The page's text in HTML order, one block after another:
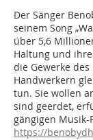
Der Sänger
seinem Song
über 5,6
Haltung und
die Gewerke
Handwerkern
tun. Sie wollen
sind geerdet,
gängigen
https://